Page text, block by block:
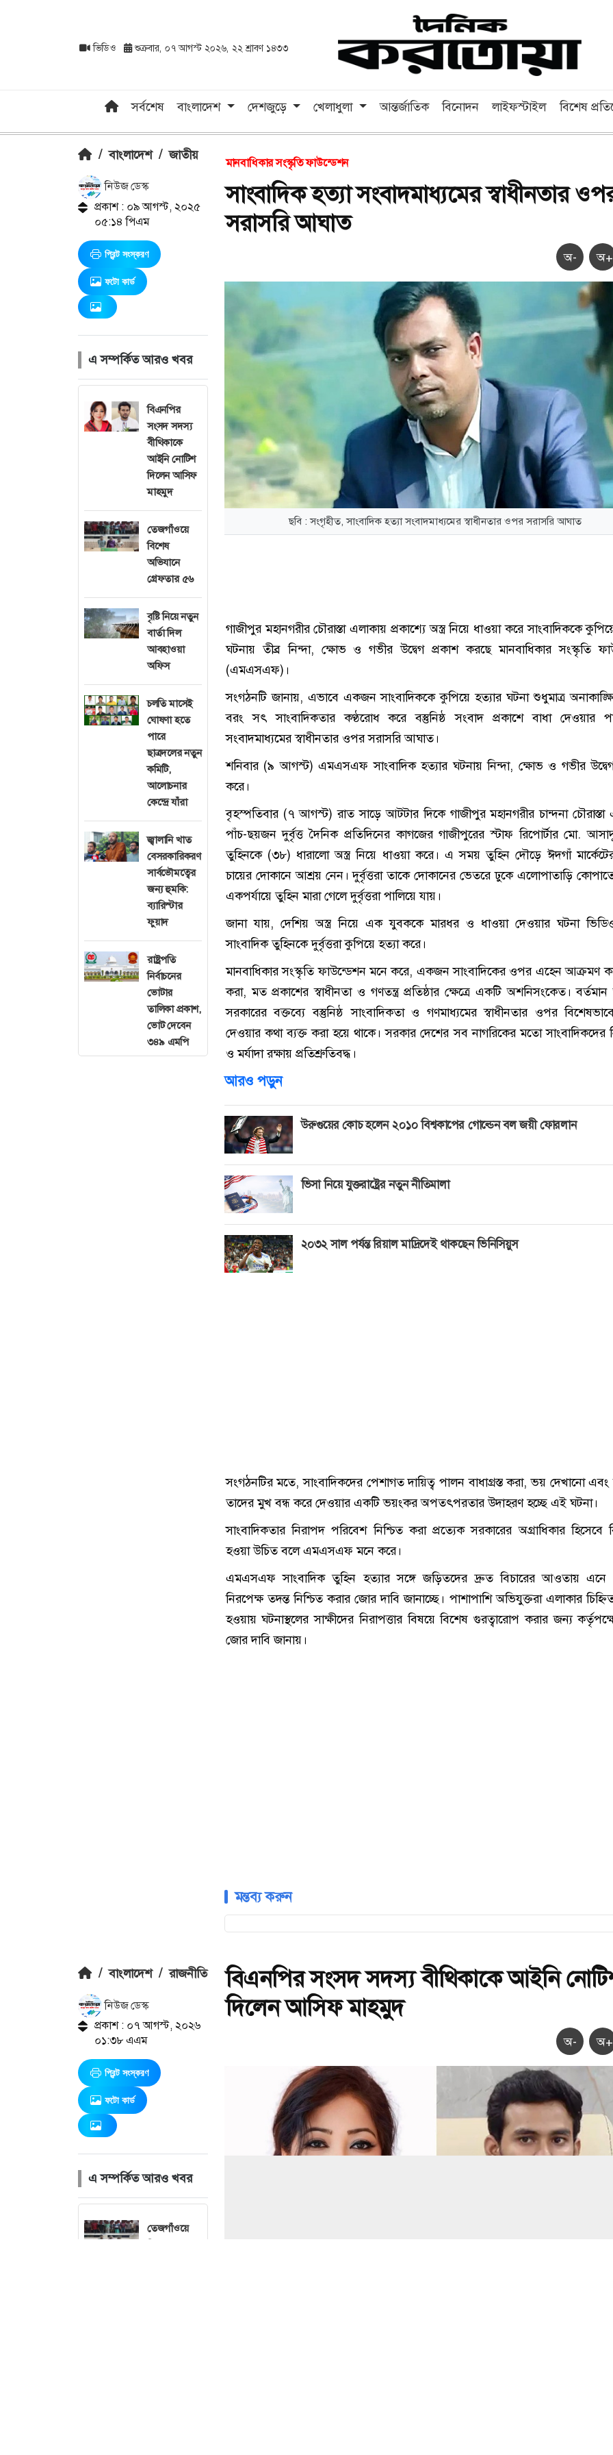
ভিডিও শুক্রবার, ০৭ আগস্ট ২০২৬, ২২ শ্রাবণ ১৪৩৩
সর্বশেষ বাংলাদেশ দেশজুড়ে খেলাধুলা আন্তর্জাতিক বিনোদন লাইফস্টাইল বিশেষ
/ বাংলাদেশ / জাতীয়
নিউজ ডেস্ক
প্রকাশ : ০৯ আগস্ট, ২০২৫
০৫:১৪ পিএম
প্রিন্ট সংস্করণ
ফটো কার্ড
এ সম্পর্কিত আরও খবর
বিএনপির
সংসদ সদস্য
বীথিকাকে
আইনি নোটিশ
দিলেন আসিফ
মাহমুদ
তেজগাঁওয়ে
বিশেষ
অভিযানে
গ্রেফতার ৫৬
বৃষ্টি নিয়ে নতুন
বার্তা দিল
আবহাওয়া
অফিস
চলতি মাসেই
ঘোষণা হতে
পারে
ছাত্রদলের নতুন
কমিটি,
আলোচনার
কেন্দ্রে যাঁরা
জ্বালানি খাত
বেসরকারিকরণ
সার্বভৌমত্বের
জন্য হুমকি:
ব্যারিস্টার
ফুয়াদ
রাষ্ট্রপতি
নির্বাচনের
ভোটার
তালিকা প্রকাশ,
ভোট দেবেন
৩৪৯ এমপি
মানবাধিকার সংস্কৃতি ফাউন্ডেশন
সাংবাদিক হত্যা সংবাদমাধ্যমের স্বাধীনতার
সরাসরি আঘাত
অ- অ+
ছবি : সংগৃহীত, সাংবাদিক হত্যা সংবাদমাধ্যমের স্বাধীনতার ওপর সরাসরি আঘাত
গাজীপুর মহানগরীর চৌরাস্তা এলাকায় প্রকাশ্যে অস্ত্র নিয়ে ধাওয়া করে সাংবাদিককে
ঘটনায় তীব্র নিন্দা, ক্ষোভ ও গভীর উদ্বেগ প্রকাশ করছে মানবাধিকার সংস্কৃতি
(এমএসএফ)।
সংগঠনটি জানায়, এভাবে একজন সাংবাদিককে কুপিয়ে হত্যার ঘটনা শুধুমাত্র
বরং সৎ সাংবাদিকতার কণ্ঠরোধ করে বস্তুনিষ্ঠ সংবাদ প্রকাশে বাধা দেওয়ার
সংবাদমাধ্যমের স্বাধীনতার ওপর সরাসরি আঘাত।
শনিবার (৯ আগস্ট) এমএসএফ সাংবাদিক হত্যার ঘটনায় নিন্দা, ক্ষোভ ও গভীর
করে।
বৃহস্পতিবার (৭ আগস্ট) রাত সাড়ে আটটার দিকে গাজীপুর মহানগরীর চান্দনা চৌরাস্তা
পাঁচ-ছয়জন দুর্বৃত্ত দৈনিক প্রতিদিনের কাগজের গাজীপুরের স্টাফ রিপোর্টার মো.
তুহিনকে (৩৮) ধারালো অস্ত্র নিয়ে ধাওয়া করে। এ সময় তুহিন দৌড়ে ঈদগাঁ
চায়ের দোকানে আশ্রয় নেন। দুর্বৃত্তরা তাকে দোকানের ভেতরে ঢুকে এলোপাতাড়ি
একপর্যায়ে তুহিন মারা গেলে দুর্বৃত্তরা পালিয়ে যায়।
জানা যায়, দেশিয় অস্ত্র নিয়ে এক যুবককে মারধর ও ধাওয়া দেওয়ার ঘটনা
সাংবাদিক তুহিনকে দুর্বৃত্তরা কুপিয়ে হত্যা করে।
মানবাধিকার সংস্কৃতি ফাউন্ডেশন মনে করে, একজন সাংবাদিকের ওপর এহেন আক্রমণ
করা, মত প্রকাশের স্বাধীনতা ও গণতন্ত্র প্রতিষ্ঠার ক্ষেত্রে একটি অশনিসংকেত। বর্তমান
সরকারের বক্তব্যে বস্তুনিষ্ঠ সাংবাদিকতা ও গণমাধ্যমের স্বাধীনতার ওপর
দেওয়ার কথা ব্যক্ত করা হয়ে থাকে। সরকার দেশের সব নাগরিকের মতো সাংবাদিকদের
ও মর্যাদা রক্ষায় প্রতিশ্রুতিবদ্ধ।
আরও পড়ুন
উরুগুয়ের কোচ হলেন ২০১০ বিশ্বকাপের গোল্ডেন বল জয়ী ফোরলান
ভিসা নিয়ে যুক্তরাষ্ট্রের নতুন নীতিমালা
২০৩২ সাল পর্যন্ত রিয়াল মাদ্রিদেই থাকছেন ভিনিসিয়ুস
সংগঠনটির মতে, সাংবাদিকদের পেশাগত দায়িত্ব পালন বাধাগ্রস্ত করা, ভয় দেখানো এবং
তাদের মুখ বন্ধ করে দেওয়ার একটি ভয়ংকর অপতৎপরতার উদাহরণ হচ্ছে এই ঘটনা।
সাংবাদিকতার নিরাপদ পরিবেশ নিশ্চিত করা প্রত্যেক সরকারের অগ্রাধিকার হিসেবে
হওয়া উচিত বলে এমএসএফ মনে করে।
এমএসএফ সাংবাদিক তুহিন হত্যার সঙ্গে জড়িতদের দ্রুত বিচারের আওতায় এনে
নিরপেক্ষ তদন্ত নিশ্চিত করার জোর দাবি জানাচ্ছে। পাশাপাশি অভিযুক্তরা এলাকার চিহ্নিত
হওয়ায় ঘটনাস্থলের সাক্ষীদের নিরাপত্তার বিষয়ে বিশেষ গুরত্বারোপ করার জন্য
জোর দাবি জানায়।
মন্তব্য করুন
/ বাংলাদেশ / রাজনীতি
নিউজ ডেস্ক
প্রকাশ : ০৭ আগস্ট, ২০২৬
০১:৩৮ এএম
প্রিন্ট সংস্করণ
ফটো কার্ড
এ সম্পর্কিত আরও খবর
তেজগাঁওয়ে
বিএনপির সংসদ সদস্য বীথিকাকে আইনি
দিলেন আসিফ মাহমুদ
অ- অ+